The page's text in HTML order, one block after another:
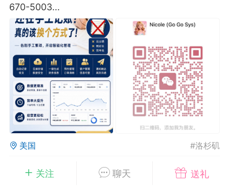
华人社区信息发布规范》
华人社区账号注册及使用规范》
洛杉矶热点 娱乐八卦 同乡联谊
关注 聊天 送礼
670-5003...
美国 #洛杉矶
0 94